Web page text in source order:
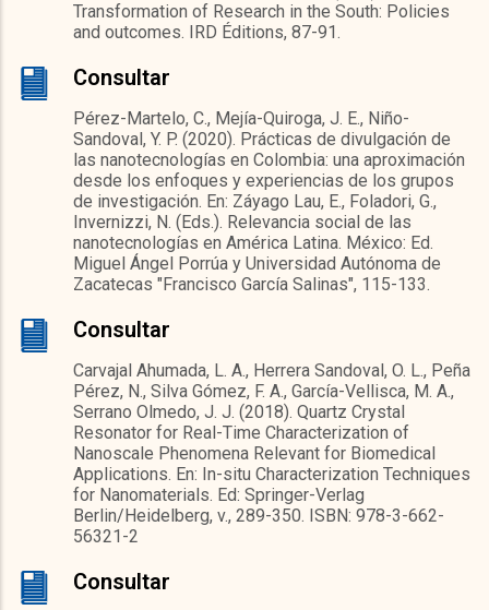
Transformation of Research in the South: Policies
and outcomes. IRD Éditions, 87-91.
Consultar
Pérez-Martelo, C., Mejía-Quiroga, J. E., Niño-
Sandoval, Y. P. (2020). Prácticas de divulgación de
las nanotecnologías en Colombia: una aproximación
desde los enfoques y experiencias de los grupos
de investigación. En: Záyago Lau, E., Foladori, G.,
Invernizzi, N. (Eds.). Relevancia social de las
nanotecnologías en América Latina. México: Ed.
Miguel Ángel Porrúa y Universidad Autónoma de
Zacatecas "Francisco García Salinas", 115-133.
Consultar
Carvajal Ahumada, L. A., Herrera Sandoval, O. L., Peña
Pérez, N., Silva Gómez, F. A., García-Vellisca, M. A.,
Serrano Olmedo, J. J. (2018). Quartz Crystal
Resonator for Real-Time Characterization of
Nanoscale Phenomena Relevant for Biomedical
Applications. En: In-situ Characterization Techniques
for Nanomaterials. Ed: Springer-Verlag
Berlin/Heidelberg, v., 289-350. ISBN: 978-3-662-
56321-2
Consultar